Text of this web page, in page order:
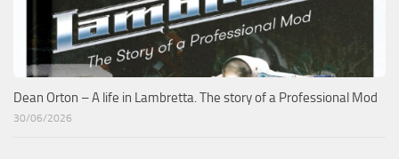
Dean Orton – A life in Lambretta. The story of a Professional Mod
30/06/2026